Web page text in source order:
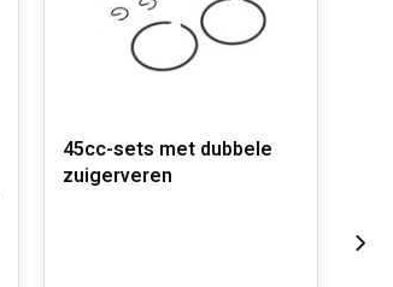
45cc-sets met dubbele
zuigerveren